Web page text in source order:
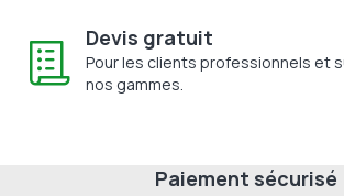
Devis gratuit
Pour les clients professionnels et
nos gammes.
Paiement sécurisé